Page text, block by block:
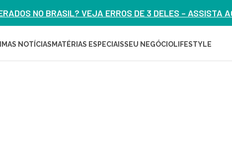
NO BRASIL? VEJA ERROS DE 3 DELES – ASSISTA
NOTÍCIAS MATÉRIAS ESPECIAISSEU NEGÓCIOLIFESTYLE